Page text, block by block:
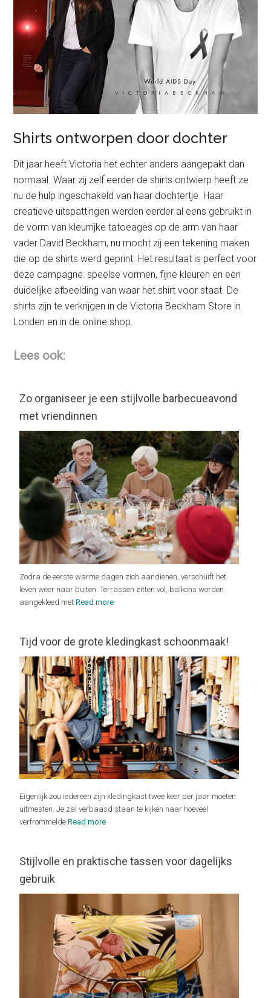
Shirts ontworpen door dochter
Dit jaar heeft Victoria het echter anders aangepakt dan
normaal. Waar zij zelf eerder de shirts ontwierp heeft ze
nu de hulp ingeschakeld van haar dochtertje. Haar
creatieve uitspattingen werden eerder al eens gebruikt in
de vorm van kleurrijke tatoeages op de arm van haar
vader David Beckham, nu mocht zij een tekening maken
die op de shirts werd geprint. Het resultaat is perfect voor
deze campagne: speelse vormen, fijne kleuren en een
duidelijke afbeelding van waar het shirt voor staat. De
shirts zijn te verkrijgen in de Victoria Beckham Store in
Londen en in de online shop.
Lees ook:
Zo organiseer je een stijlvolle barbecueavond
met vriendinnen
Zodra de eerste warme dagen zich aandienen, verschuift het
leven weer naar buiten. Terrassen zitten vol, balkons worden
aangekleed metRead more
Tijd voor de grote kledingkast schoonmaak!
Eigenlijk zou iedereen zijn kledingkast twee keer per jaar moeten
uitmesten. Je zal verbaasd staan te kijken naar hoeveel
verfrommeldeRead more
Stijlvolle en praktische tassen voor dagelijks
gebruik